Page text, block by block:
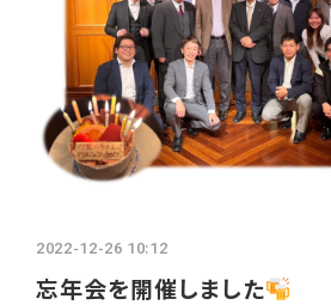
2022-12-26 10:12
忘年会を開催しました